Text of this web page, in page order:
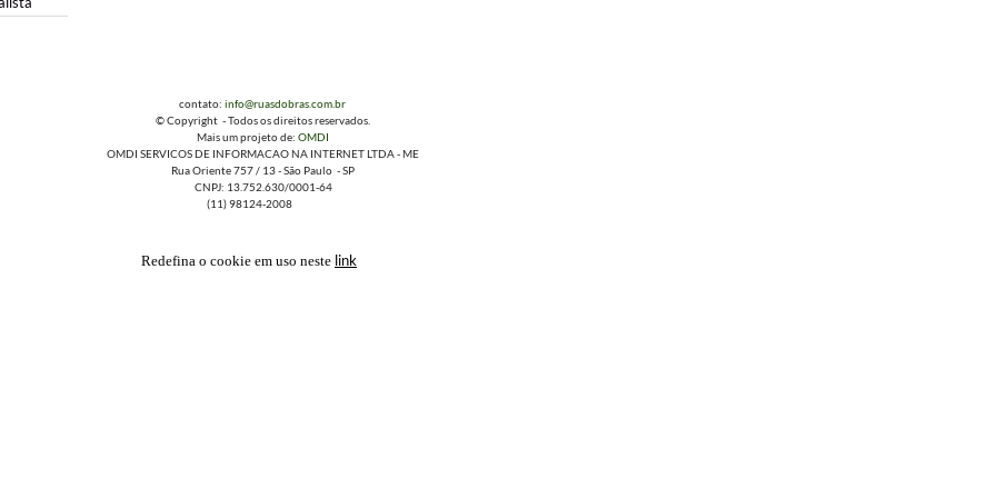
contato: info@ruasdobras.com.br
© Copyright - Todos os direitos reservados.
Mais um projeto de: OMDI
OMDI SERVICOS DE INFORMACAO NA INTERNET LTDA - ME
Rua Oriente 757 / 13 - São Paulo - SP
CNPJ: 13.752.630/0001-64
(11) 98124-2008
Redefina o cookie em uso neste link